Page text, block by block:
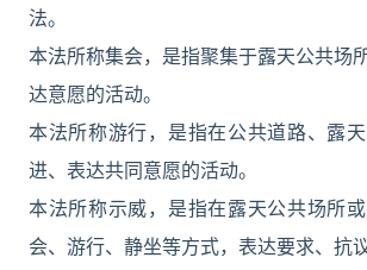
法。
本法所称集会，是指聚集于露天公共场
达意愿的活动。
本法所称游行，是指在公共道路、露
进、表达共同意愿的活动。
本法所称示威，是指在露天公共场所
会、游行、静坐等方式，表达要求、抗